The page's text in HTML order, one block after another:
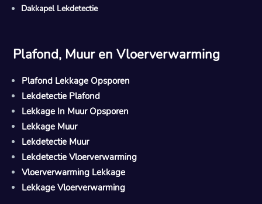
Dakkapel Lekdetectie
Plafond, Muur en Vloerverwarming
Plafond Lekkage Opsporen
Lekdetectie Plafond
Lekkage In Muur Opsporen
Lekkage Muur
Lekdetectie Muur
Lekdetectie Vloerverwarming
Vloerverwarming Lekkage
Lekkage Vloerverwarming